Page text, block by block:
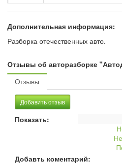
2107
1.5i (71 Hp) 21073
2108
1.5 (70 Hp) 21083
2109
1.5 (72 Hp) 21093
1.5 i (79 Hp) 21102
2110
2112
1.5 i (78 Hp) 21122
2112
Дополнительная информация:
Разборка отечественных авто.
Отзывы об авторазборке
Отзывы
Добавить отзыв
Показать:
Добавть коментарий: